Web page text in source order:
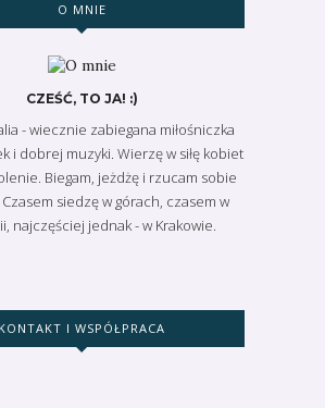
O MNIE
CZEŚĆ, TO JA! :)
- wiecznie zabiegana miłośniczka
i dobrej muzyki. Wierzę w siłę kobiet
Biegam, jeżdżę i rzucam sobie
siedzę w górach, czasem w
najczęściej jednak - w Krakowie.
KONTAKT I WSPÓŁPRACA